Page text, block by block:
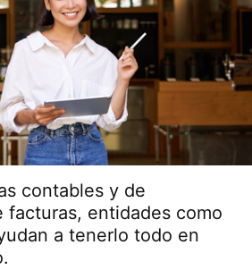
contables y de
facturas, entidades como
a tenerlo todo en